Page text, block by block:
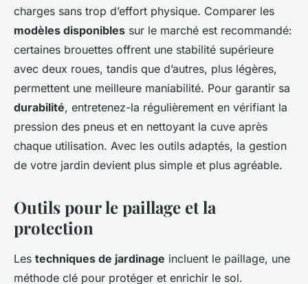
charges sans trop d’effort physique. Comparer les
modèles disponibles sur le marché est recommandé:
certaines brouettes offrent une stabilité supérieure
avec deux roues, tandis que d’autres, plus légères,
permettent une meilleure maniabilité. Pour garantir sa
durabilité, entretenez-la régulièrement en vérifiant la
pression des pneus et en nettoyant la cuve après
chaque utilisation. Avec les outils adaptés, la gestion
de votre jardin devient plus simple et plus agréable.
Outils pour le paillage et la
protection
Les techniques de jardinage incluent le paillage, une
méthode clé pour protéger et enrichir le sol.